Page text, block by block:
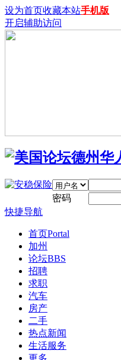
设为首页收藏本站手机版
开启辅助访问
密码
快捷导航
首页Portal
加州
论坛BBS
招聘
求职
汽车
房产
二手
热点新闻
生活服务
更多